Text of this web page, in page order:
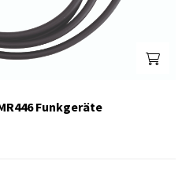
Funkgeräte